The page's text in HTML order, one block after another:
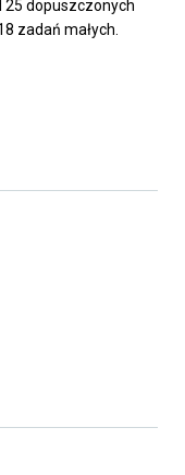
25 dopuszczonych
zadań małych.